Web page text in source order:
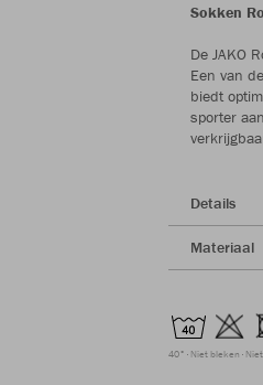
Sokken
De JAKO
Een van
biedt
sporter
Details
Materiaal
40° Niet bleken